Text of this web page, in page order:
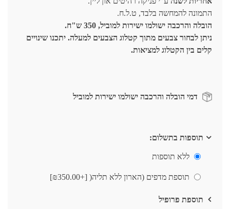
התמונה להמחשה בלבד, ט.ל.ח.
הובלה והרכבה ישולמו ישירות למוביל, 350 ש"ח.
ניתן לבחור צבעים מתוך קטלוג הצבעים למעלה. יתכנו שינויים
קלים בין הקטלוג למציאות.
דמי הובלה והרכבה ישולמו ישירות למוביל
תוספות בתשלום:
ללא תוספות
תוספת מדפים (הארון ללא תליה( [+₪350.00]
תוספת פרופיל